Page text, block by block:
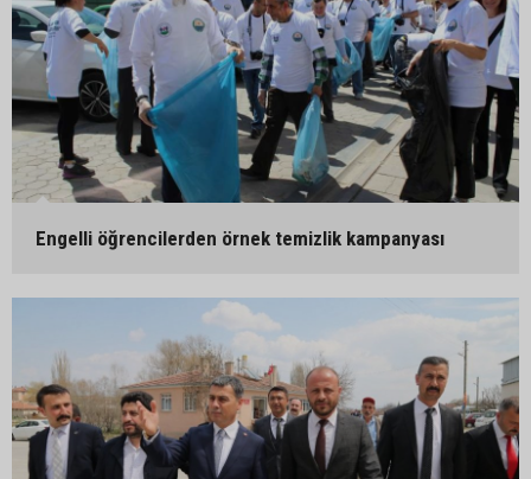
Engelli öğrencilerden örnek temizlik kampanyası